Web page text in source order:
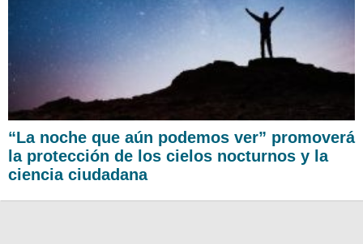
“La noche que aún podemos ver” promoverá
la protección de los cielos nocturnos y la
ciencia ciudadana